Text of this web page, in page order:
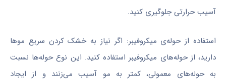
آسیب حرارتی جلوگیری کنید.
استفاده از حوله‌ی میکروفیبر: اگر نیاز به خشک کردن سریع موها
دارید، از حوله‌های میکروفیبر استفاده کنید. این نوع حوله‌ها نسبت
به حوله‌های معمولی، کمتر به مو آسیب می‌زنند و از ایجاد